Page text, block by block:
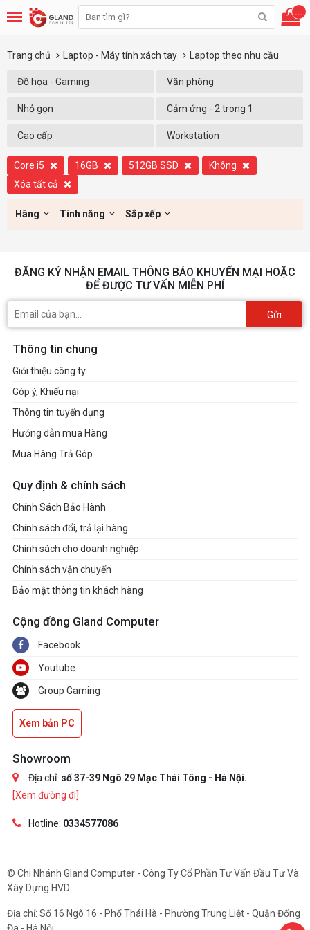
...
Trang chủ Laptop - Máy tính xách tay Laptop theo nhu cầu
Đồ họa - Gaming Văn phòng
Nhỏ gọn Cảm ứng - 2 trong 1
Cao cấp Workstation
Core i5 16GB 512GB SSD
Không
Xóa tất cả
Hãng Tính năng Sắp xếp
ĐĂNG KÝ NHẬN EMAIL THÔNG BÁO KHUYẾN MẠI HOẶC
ĐỂ ĐƯỢC TƯ VẤN MIỄN PHÍ
Gửi
Thông tin chung
Giới thiệu công ty
Góp ý, Khiếu nại
Thông tin tuyển dụng
Hướng dẫn mua Hàng
Mua Hàng Trả Góp
Quy định & chính sách
Chính Sách Bảo Hành
Chính sách đổi, trả lại hàng
Chính sách cho doanh nghiệp
Chính sách vận chuyển
Bảo mật thông tin khách hàng
Cộng đồng Gland Computer
Facebook
Youtube
Group Gaming
Xem bản PC
Showroom
Địa chỉ: số 37-39 Ngõ 29 Mạc Thái Tông - Hà Nội.
[Xem đường đi]
Hotline: 0334577086
© Chi Nhánh Gland Computer - Công Ty Cổ Phần Tư Vấn Đầu Tư Và
Xây Dựng HVD
Địa chỉ: Số 16 Ngõ 16 - Phố Thái Hà - Phường Trung Liệt - Quận Đống